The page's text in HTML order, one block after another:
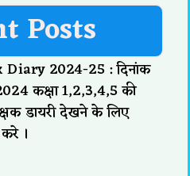
Posts
2024-25 : दिनांक
कक्षा 1,2,3,4,5 की
डायरी देखने के लिए
।